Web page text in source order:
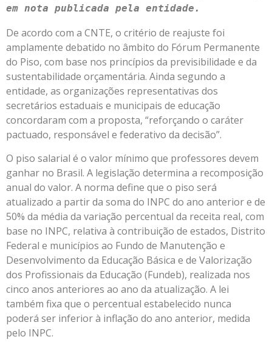
em nota publicada pela entidade.
De acordo com a CNTE, o critério de reajuste foi
amplamente debatido no âmbito do Fórum Permanente
do Piso, com base nos princípios da previsibilidade e da
sustentabilidade orçamentária. Ainda segundo a
entidade, as organizações representativas dos
secretários estaduais e municipais de educação
concordaram com a proposta, “reforçando o caráter
pactuado, responsável e federativo da decisão”.
O piso salarial é o valor mínimo que professores devem
ganhar no Brasil. A legislação determina a recomposição
anual do valor. A norma define que o piso será
atualizado a partir da soma do INPC do ano anterior e de
50% da média da variação percentual da receita real, com
base no INPC, relativa à contribuição de estados, Distrito
Federal e municípios ao Fundo de Manutenção e
Desenvolvimento da Educação Básica e de Valorização
dos Profissionais da Educação (Fundeb), realizada nos
cinco anos anteriores ao ano da atualização. A lei
também fixa que o percentual estabelecido nunca
poderá ser inferior à inflação do ano anterior, medida
pelo INPC.